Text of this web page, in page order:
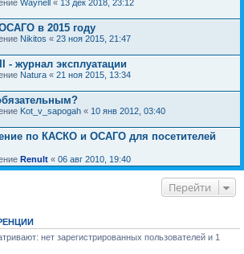
Waynell « 13 дек 2018, 23:12
в 2015 году
Nikitos « 23 ноя 2015, 21:47
- журнал эксплуатации
Natura « 21 ноя 2015, 13:34
Kot_v_sapogah « 10 янв 2012, 03:40
по КАСКО и ОСАГО для посетителей
Renult « 06 авг 2010, 19:40
Перейти
нет зарегистрированных пользователей и 1